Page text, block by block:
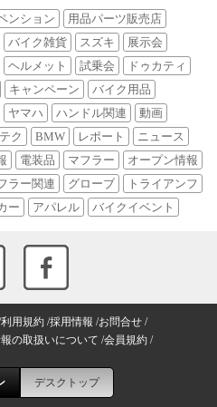
ンション
用品パーツ販売店
バイク雑貨 スズキ
展示会
ヘルメット 試乗会
ドゥカティ
キャンペーン
バイク用品
ヤマハ ハンドル関連
動画
ク BMW レポート
ニュース
電装品 マフラー
オープン情報
ラー関連 グローブ
トライアンフ
ー アパレル バイクイベント
利用規約 採用情報 お問合せ
の取扱いについて 会員規約
デスクトップ